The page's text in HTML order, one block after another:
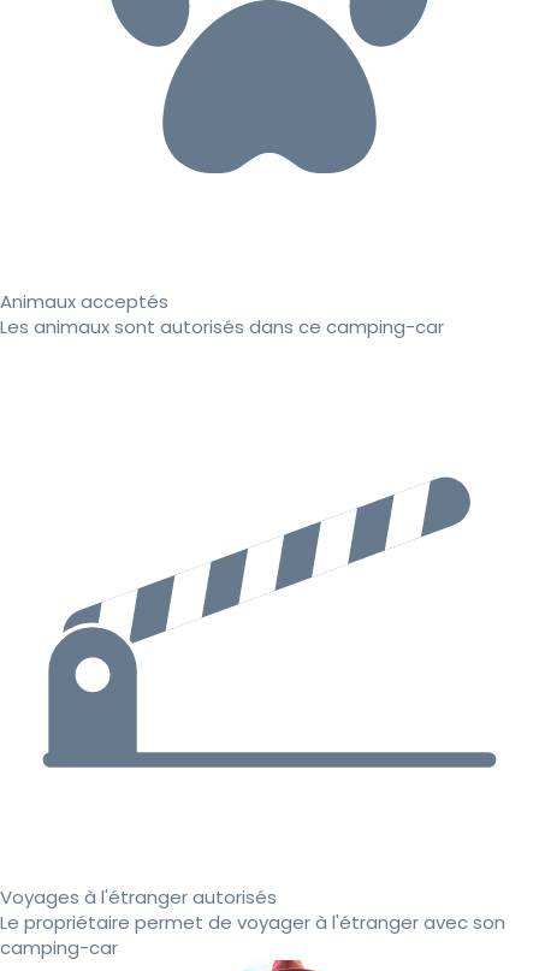
Animaux acceptés
Les animaux sont autorisés dans ce camping-car
Voyages à l'étranger autorisés
Le propriétaire permet de voyager à l'étranger avec son
camping-car